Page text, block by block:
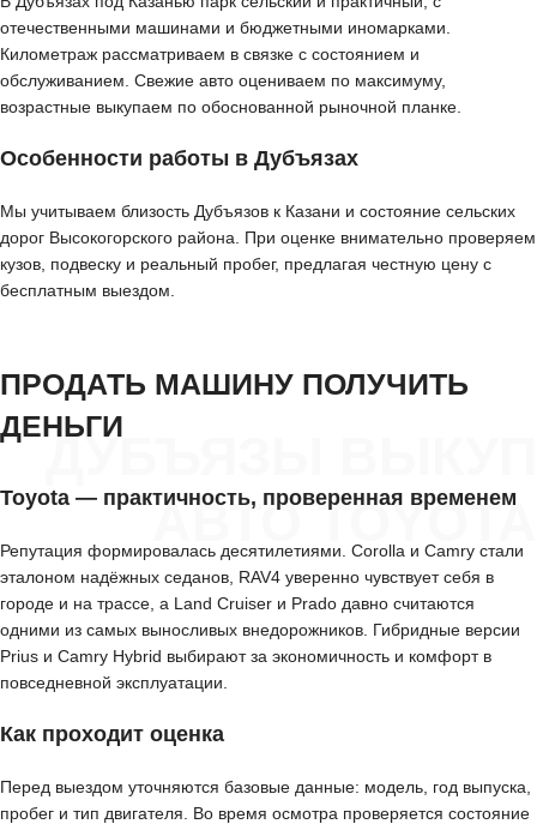
отечественными машинами и бюджетными иномарками.
Километраж рассматриваем в связке с состоянием и
обслуживанием. Свежие авто оцениваем по максимуму,
возрастные выкупаем по обоснованной рыночной планке.
Особенности работы в Дубъязах
Мы учитываем близость Дубъязов к Казани и состояние сельских
дорог Высокогорского района. При оценке внимательно проверяем
кузов, подвеску и реальный пробег, предлагая честную цену с
бесплатным выездом.
ДУБЪЯЗЫ ВЫКУП
АВТО TOYOTA
ПРОДАТЬ МАШИНУ ПОЛУЧИТЬ
ДЕНЬГИ
Toyota — практичность, проверенная временем
Репутация формировалась десятилетиями. Corolla и Camry стали
эталоном надёжных седанов, RAV4 уверенно чувствует себя в
городе и на трассе, а Land Cruiser и Prado давно считаются
одними из самых выносливых внедорожников. Гибридные версии
Prius и Camry Hybrid выбирают за экономичность и комфорт в
повседневной эксплуатации.
Как проходит оценка
Перед выездом уточняются базовые данные: модель, год выпуска,
пробег и тип двигателя. Во время осмотра проверяется состояние